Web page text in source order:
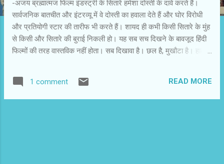
-अजय ब्रह्मात्मज फिल्म इंडस्ट्री के सितारे हमेशा दोस्ती के दावे करते हैं।
सार्वजनिक बातचीत और इंटरव्यू में वे दोस्ती का हवाला देते हैं और घोर विरोधी
और प्रतियोगी स्टार की तारीफ भी करते हैं। शायद ही कभी किसी सितारे के मुंह
से किसी और सितारे की बुराई निकली हो। यह सब सच दिखने के बावजूद हिंदी
फिल्मों की तरह वास्तविक नहीं होता। सब दिखावा है। छल है, मुखौटा है। हाल
सितारों के दृष्टिकोण से विस्तार में बताया जा रहा है कि उस रात क्या-क्या हुआ?
सलमान और शाहरुख के बीच मेल कराने की कोशिश में लगे आमिर खान और
1 comment READ MORE